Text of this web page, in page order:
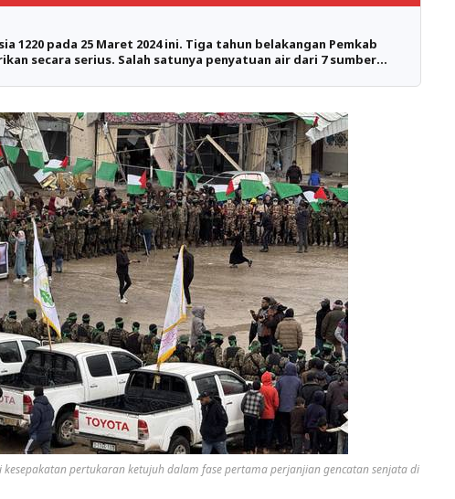
1220 pada 25 Maret 2024 ini. Tiga tahun belakangan Pemkab
secara serius. Salah satunya penyatuan air dari 7 sumber
pertukaran ketujuh dalam fase pertama perjanjian gencatan senjata di